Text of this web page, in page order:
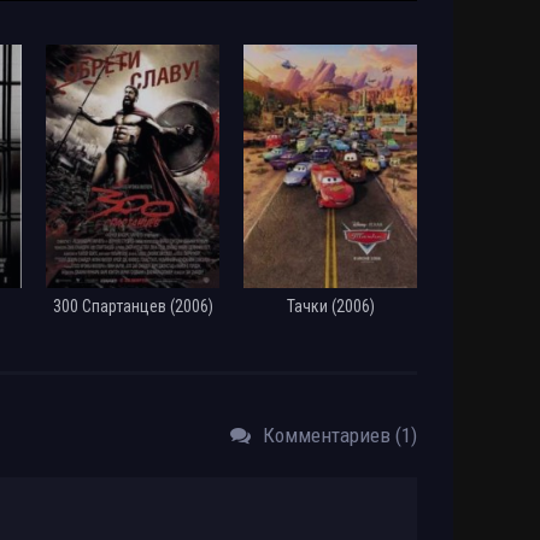
Размер: 1.56 GB Скачать
Размер: 5.29 GB Скачать
Размер: 1.37 GB Скачать
от
Размер: 1.37 GB Скачать
Размер: 1.95 GB Скачать
300 Спартанцев (2006) Тачки (2006)
Комментариев (1)